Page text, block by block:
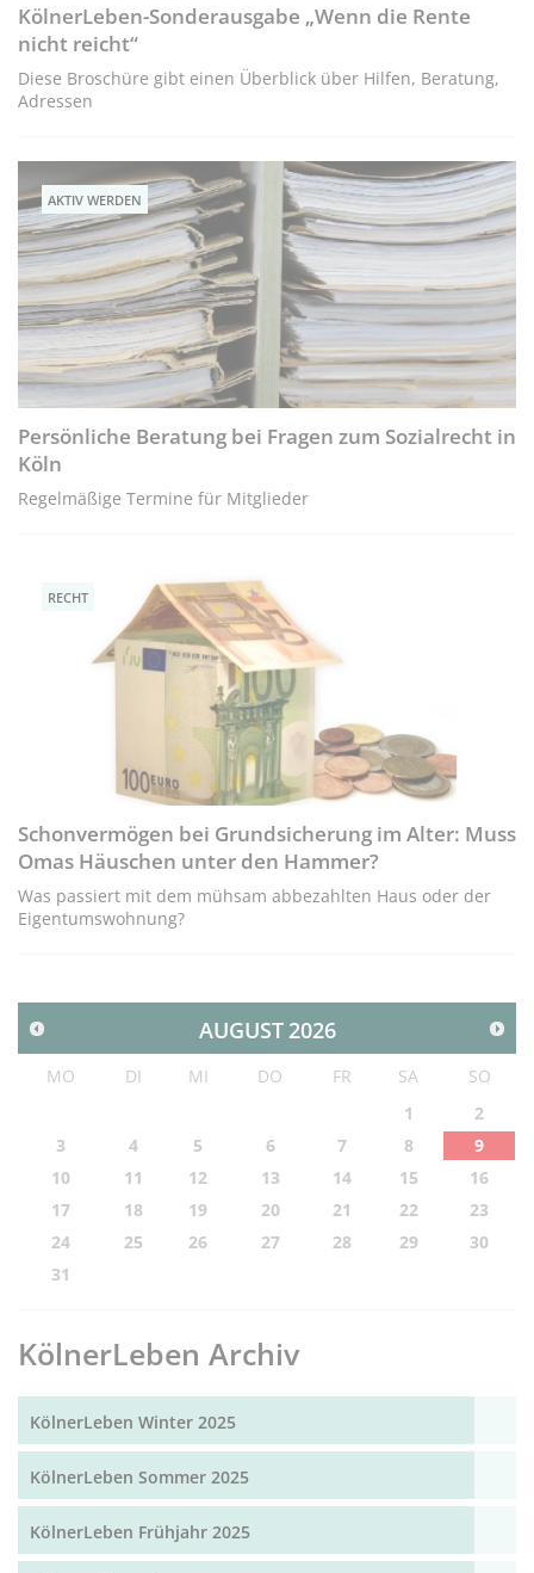
KölnerLeben-Sonderausgabe „Wenn die Rente
nicht reicht“
Diese Broschüre gibt einen Überblick über Hilfen, Beratung,
Adressen
AKTIV WERDEN
Persönliche Beratung bei Fragen zum Sozialrecht in
Köln
Regelmäßige Termine für Mitglieder
RECHT
Schonvermögen bei Grundsicherung im Alter: Muss
Omas Häuschen unter den Hammer?
Was passiert mit dem mühsam abbezahlten Haus oder der
Eigentumswohnung?
AUGUST 2026
MO DI MI DO FR SA
SO
1
2
3
4 5 6 7 8
9
10
11 12 13 14 15
16
17
18 19 20 21 22
23
24
25 26 27 28 29
30
31
KölnerLeben Archiv
KölnerLeben Winter 2025
KölnerLeben Sommer 2025
KölnerLeben Frühjahr 2025